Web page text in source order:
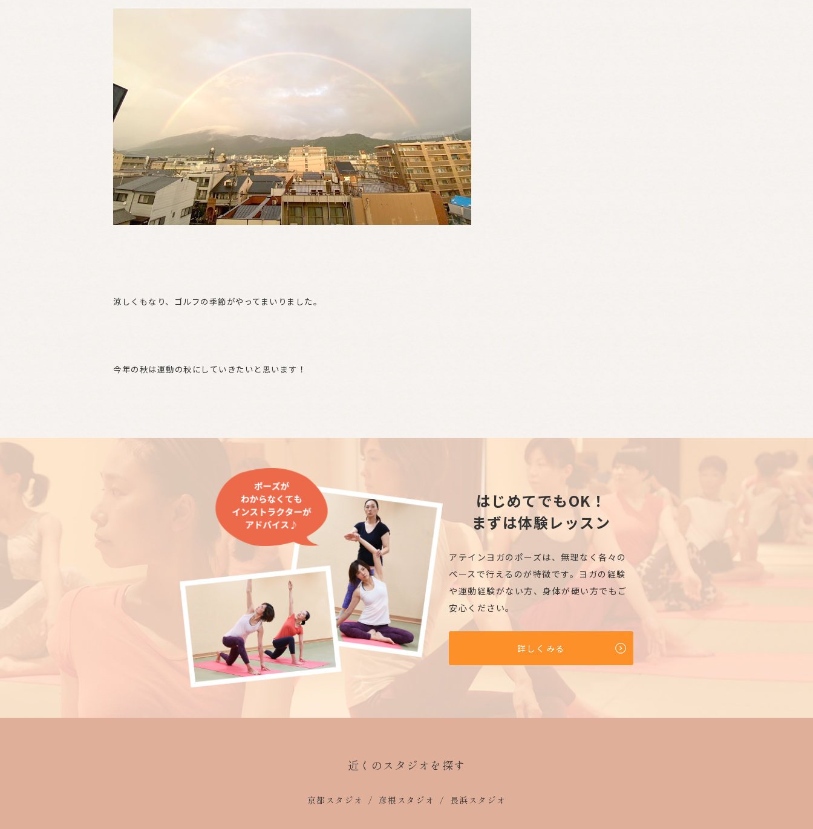
涼しくもなり、ゴルフの季節がやってまいりました。
今年の秋は運動の秋にしていきたいと思います！
はじめてでもOK！
まずは体験レッスン
アテインヨガのポーズは、無理なく各々の
ペースで行えるのが特徴です。ヨガの経験
や運動経験がない方、身体が硬い方でもご
安心ください。
詳しくみる
近くのスタジオを探す
京都スタジオ 彦根スタジオ 長浜スタジオ